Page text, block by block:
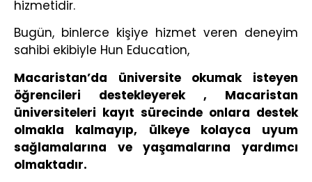
hizmetidir.
Bugün, binlerce kişiye hizmet veren deneyim
sahibi ekibiyle Hun Education,
Macaristan’da üniversite okumak isteyen
öğrencileri destekleyerek , Macaristan
üniversiteleri kayıt sürecinde onlara destek
olmakla kalmayıp, ülkeye kolayca uyum
sağlamalarına ve yaşamalarına yardımcı
olmaktadır.